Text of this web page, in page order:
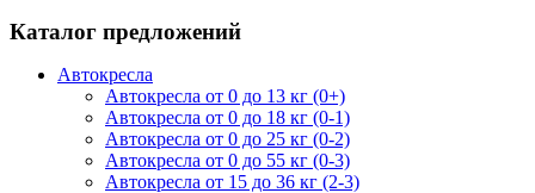
Каталог предложений
Автокресла
Автокресла от 0 до 13 кг (0+)
Автокресла от 0 до 18 кг (0-1)
Автокресла от 0 до 25 кг (0-2)
Автокресла от 0 до 55 кг (0-3)
Автокресла от 15 до 36 кг (2-3)